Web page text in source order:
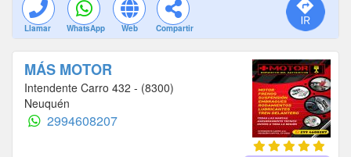
Llamar WhatsApp Web Compartir
MÁS MOTOR
Intendente Carro 432 - (8300)
Neuquén
2994608207